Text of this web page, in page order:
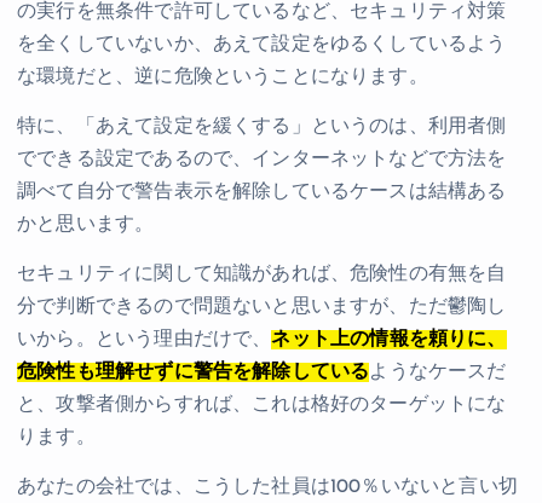
の実行を無条件で許可しているなど、セキュリティ対策
を全くしていないか、あえて設定をゆるくしているよう
な環境だと、逆に危険ということになります。
特に、「あえて設定を緩くする」というのは、利用者側
でできる設定であるので、インターネットなどで方法を
調べて自分で警告表示を解除しているケースは結構ある
かと思います。
セキュリティに関して知識があれば、危険性の有無を自
分で判断できるので問題ないと思いますが、ただ鬱陶し
いから。という理由だけで、ネット上の情報を頼りに、
危険性も理解せずに警告を解除しているようなケースだ
と、攻撃者側からすれば、これは格好のターゲットにな
ります。
あなたの会社では、こうした社員は100％いないと言い切